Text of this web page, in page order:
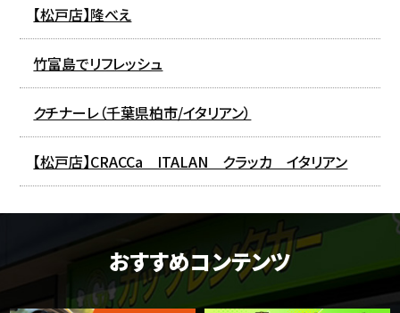
【松戸店】隆べえ
竹富島でリフレッシュ
クチナーレ（千葉県柏市/イタリアン）
【松戸店】CRACCa ITALAN クラッカ イタリアン
おすすめコンテンツ